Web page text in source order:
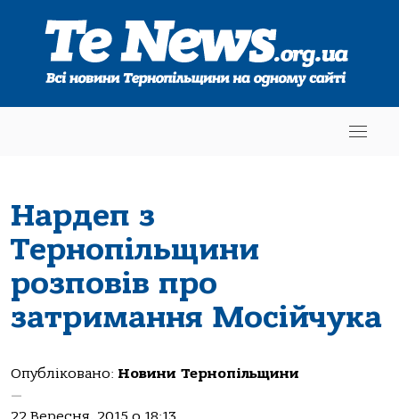
Нардеп з
Тернопільщини
розповів про
затримання Мосійчука
Опубліковано: Новини Тернопільщини
—